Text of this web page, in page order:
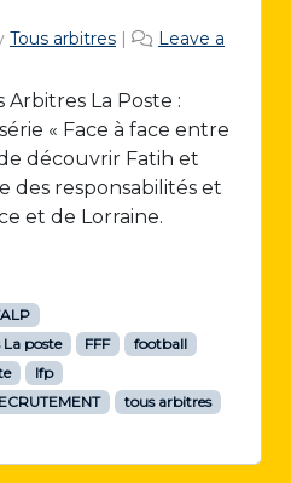
Tous arbitres |
Leave a
La Poste :
« Face à face entre
de découvrir Fatih et
des responsabilités et
et de Lorraine.
poste
FFF
football
lfp
tous arbitres